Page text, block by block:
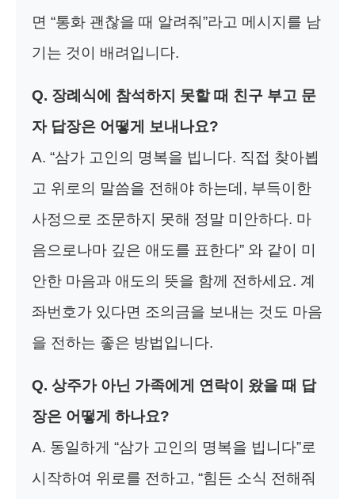
면 “통화 괜찮을 때 알려줘”라고 메시지를 남
기는 것이 배려입니다.
Q. 장례식에 참석하지 못할 때 친구 부고 문
자 답장은 어떻게 보내나요?
A. “삼가 고인의 명복을 빕니다. 직접 찾아뵙
고 위로의 말씀을 전해야 하는데, 부득이한
사정으로 조문하지 못해 정말 미안하다. 마
음으로나마 깊은 애도를 표한다” 와 같이 미
안한 마음과 애도의 뜻을 함께 전하세요. 계
좌번호가 있다면 조의금을 보내는 것도 마음
을 전하는 좋은 방법입니다.
Q. 상주가 아닌 가족에게 연락이 왔을 때 답
장은 어떻게 하나요?
A. 동일하게 “삼가 고인의 명복을 빕니다”로
시작하여 위로를 전하고, “힘든 소식 전해줘